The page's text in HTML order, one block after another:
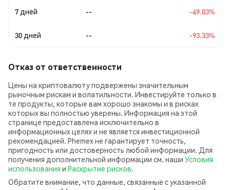
7 дней -- -49.03%
30 дней -- -93.33%
Отказ от ответственности
Цены на криптовалюту подвержены значительным
рыночным рискам и волатильности. Инвестируйте только в
те продукты, которые вам хорошо знакомы и в рисках
которых вы полностью уверены. Информация на этой
странице предоставлена исключительно в
информационных целях и не является инвестиционной
рекомендацией. Phemex не гарантирует точность,
пригодность или достоверность любой информации. Для
получения дополнительной информации см. наши Условия
использования и Раскрытие рисков.
Обратите внимание, что данные, связанные с указанной